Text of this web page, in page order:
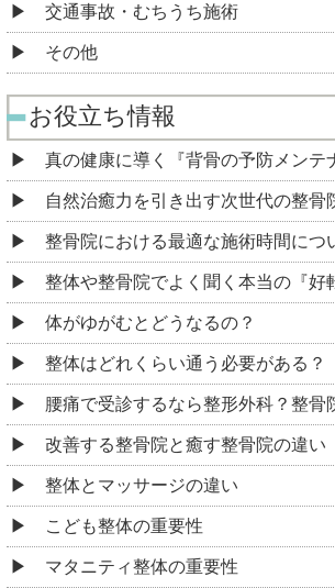
交通事故・むちうち施術
その他
お役立ち情報
真の健康に導く『背骨の予防メンテ
自然治癒力を引き出す次世代の整骨
整骨院における最適な施術時間につ
整体や整骨院でよく聞く本当の『好
体がゆがむとどうなるの？
整体はどれくらい通う必要がある？
腰痛で受診するなら整形外科？整骨
改善する整骨院と癒す整骨院の違い
整体とマッサージの違い
こども整体の重要性
マタニティ整体の重要性